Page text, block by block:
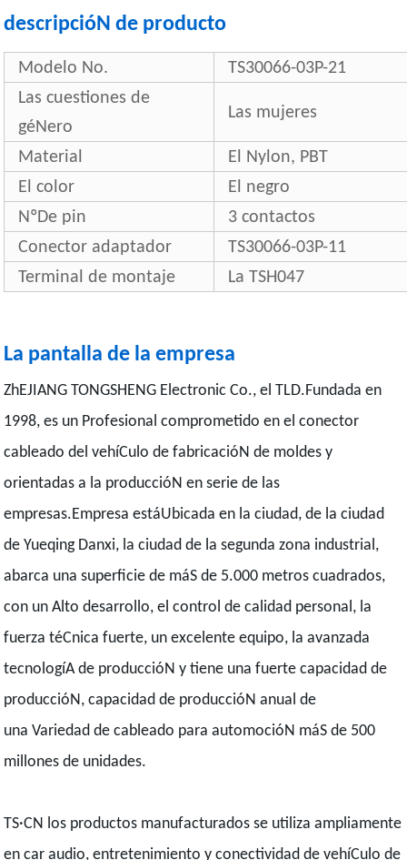
descripcióN de producto
Modelo No.
TS30066-03P-21
Las cuestiones de
géNero
Las mujeres
Material
El Nylon, PBT
El color
El negro
NºDe pin
3 contactos
Conector adaptador
TS30066-03P-11
Terminal de montaje
La TSH047
La pantalla de la empresa
ZhEJIANG TONGSHENG Electronic Co., el TLD.Fundada en
1998, es un Profesional comprometido en el conector
cableado del vehíCulo de fabricacióN de moldes y
orientadas a la produccióN en serie de las
empresas.Empresa estáUbicada en la ciudad, de la ciudad
de Yueqing Danxi, la ciudad de la segunda zona industrial,
abarca una superficie de máS de 5.000 metros cuadrados,
con un Alto desarrollo, el control de calidad personal, la
fuerza téCnica fuerte, un excelente equipo, la avanzada
tecnologíA de produccióN y tiene una fuerte capacidad de
produccióN, capacidad de produccióN anual de
una Variedad de cableado para automocióN máS de 500
millones de unidades.
TS·CN los productos manufacturados se utiliza ampliamente
en car audio, entretenimiento y conectividad de vehíCulo de